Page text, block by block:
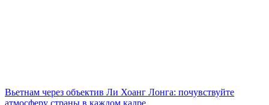
Вьетнам через объектив Ли Хоанг Лонга: почувствуйте